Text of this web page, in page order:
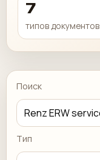
7
типов документов
Поиск
Тип